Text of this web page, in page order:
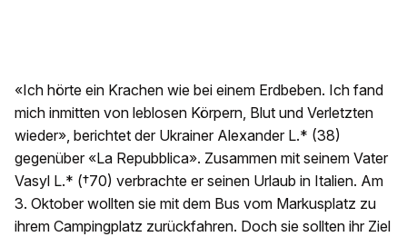
«Ich hörte ein Krachen wie bei einem Erdbeben. Ich fand
mich inmitten von leblosen Körpern, Blut und Verletzten
wieder», berichtet der Ukrainer Alexander L.* (38)
gegenüber «La Repubblica». Zusammen mit seinem Vater
Vasyl L.* (†70) verbrachte er seinen Urlaub in Italien. Am
3. Oktober wollten sie mit dem Bus vom Markusplatz zu
ihrem Campingplatz zurückfahren. Doch sie sollten ihr Ziel